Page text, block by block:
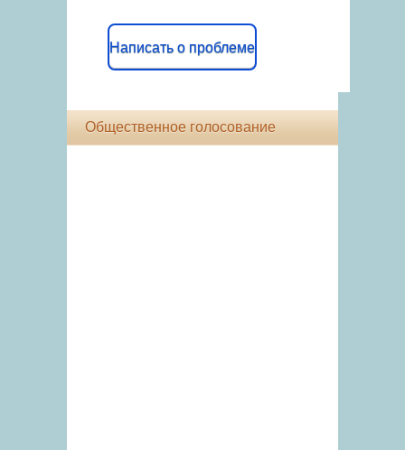
Написать о проблеме
Общественное голосование